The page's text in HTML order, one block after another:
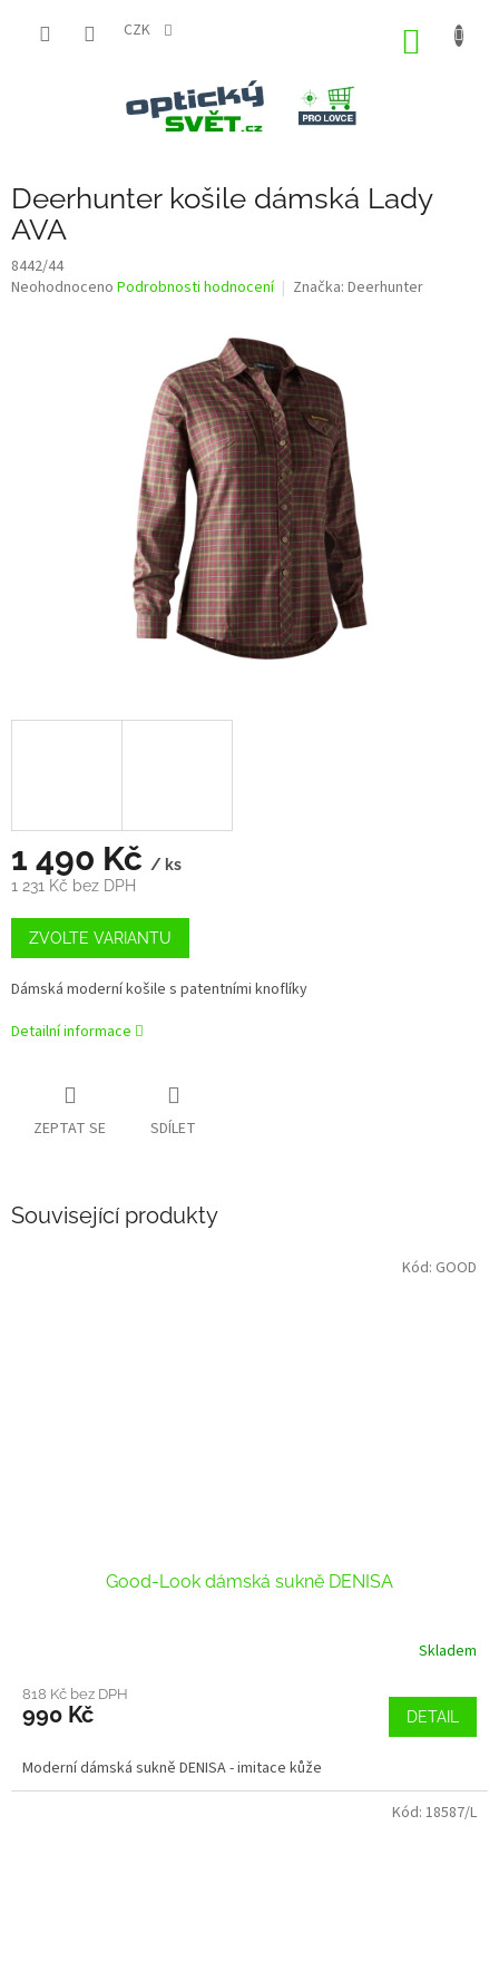
CZK
Deerhunter košile dámská Lady
AVA
8442/44
Průměrné
Neohodnoceno Podrobnosti hodnocení Značka: Deerhunter
1 490 Kč / ks
1 231 Kč bez DPH
Měrná
cena:
ZVOLTE VARIANTU
Dámská moderní košile s patentními knoflíky
Detailní informace
ZEPTAT SE SDÍLET
Související produkty
Good-Look dámská sukně DENISA
Skladem
818 Kč bez DPH
990 Kč DETAIL
Moderní dámská sukně DENISA - imitace kůže
Kód: GOOD
Kód: 18587/L